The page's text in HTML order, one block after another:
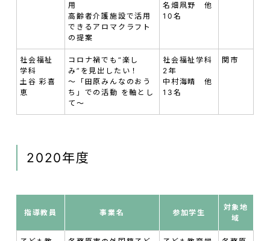
用
高齢者介護施設で活用
できるアロマクラフト
の提案
名畑凧野 他
10名
社会福祉
学科
土谷 彩喜
恵
コロナ禍でも“楽し
み”を見出したい！
～「田原みんなのおう
ち」での活動 を軸とし
て～
社会福祉学科
2年
中村海晴 他
13名
関市
2020年度
指導教員 事業名 参加学生
対象地
域